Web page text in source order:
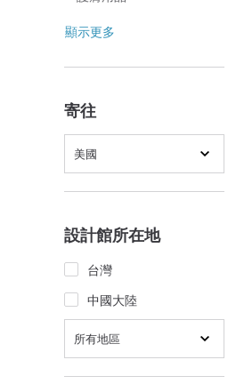
顯示更多
寄往
美國
設計館所在地
台灣
中國大陸
所有地區